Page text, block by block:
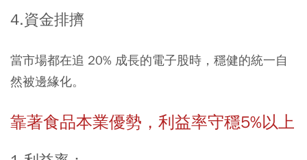
4.資金排擠
當市場都在追 20% 成長的電子股時，穩健的統一自
然被邊緣化。
靠著食品本業優勢，利益率守穩5%以上